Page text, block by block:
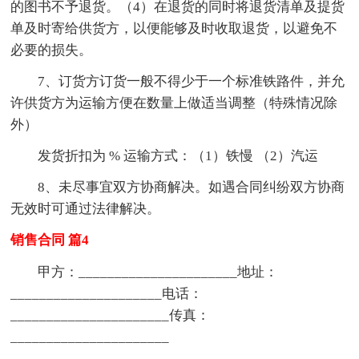
的图书不予退货。（4）在退货的同时将退货清单及提货
单及时寄给供货方，以便能够及时收取退货，以避免不
必要的损失。
7、订货方订货一般不得少于一个标准铁路件，并允
许供货方为运输方便在数量上做适当调整（特殊情况除
外）
发货折扣为 % 运输方式：（1）铁慢 （2）汽运
8、未尽事宜双方协商解决。如遇合同纠纷双方协商
无效时可通过法律解决。
销售合同 篇4
甲方：______________________地址：
_____________________电话：
______________________传真：